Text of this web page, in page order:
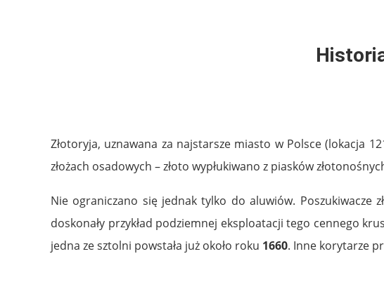
Złotoryja, uznawana za najstarsze miasto w Polsce (lokacja
złożach osadowych – złoto wypłukiwano z piasków
Nie ograniczano się jednak tylko do aluwiów. Poszukiwacze
doskonały przykład podziemnej eksploatacji tego cennego
jedna ze sztolni powstała już około roku 1660. Inne korytarze